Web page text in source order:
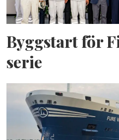
Byggstart för
serie